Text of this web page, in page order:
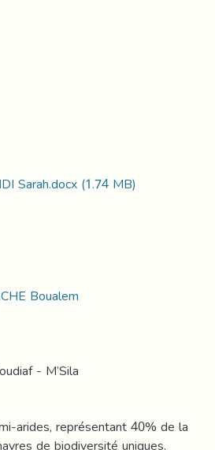
Sarah.docx(1.74 MB)
Boualem
- M’Sila
arides, représentant 40% de la